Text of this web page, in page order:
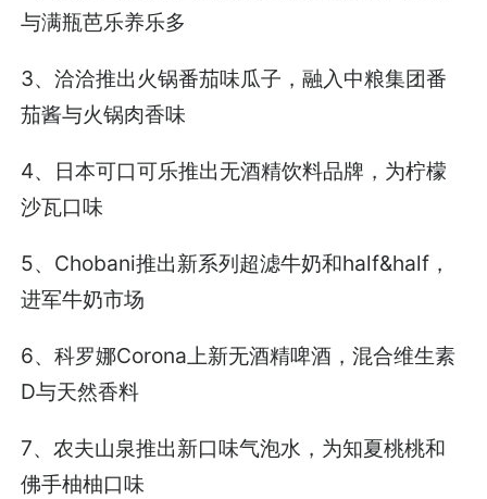
与满瓶芭乐养乐多
3、洽洽推出火锅番茄味瓜子，融入中粮集团番
茄酱与火锅肉香味
4、日本可口可乐推出无酒精饮料品牌，为柠檬
沙瓦口味
5、Chobani推出新系列超滤牛奶和half&half，
进军牛奶市场
6、科罗娜Corona上新无酒精啤酒，混合维生素
D与天然香料
7、农夫山泉推出新口味气泡水，为知夏桃桃和
佛手柚柚口味